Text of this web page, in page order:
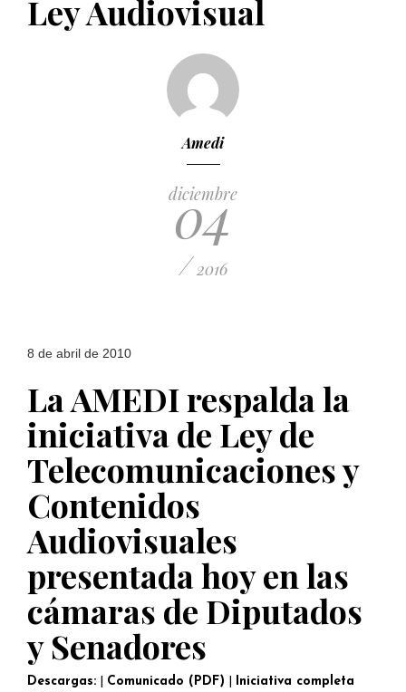
PUBLICADO EL 5 ENERO, 2023
Ley Audiovisual
Amedi
diciembre
04
/ 2016
8 de abril de 2010
La AMEDI respalda la
iniciativa de Ley de
Telecomunicaciones y
Contenidos
Audiovisuales
presentada hoy en las
cámaras de Diputados
y Senadores
Descargas: Comunicado (PDF)
Iniciativa completa